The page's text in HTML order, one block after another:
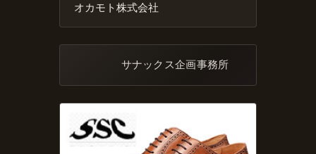
オカモト株式会社
サナックス企画事務所